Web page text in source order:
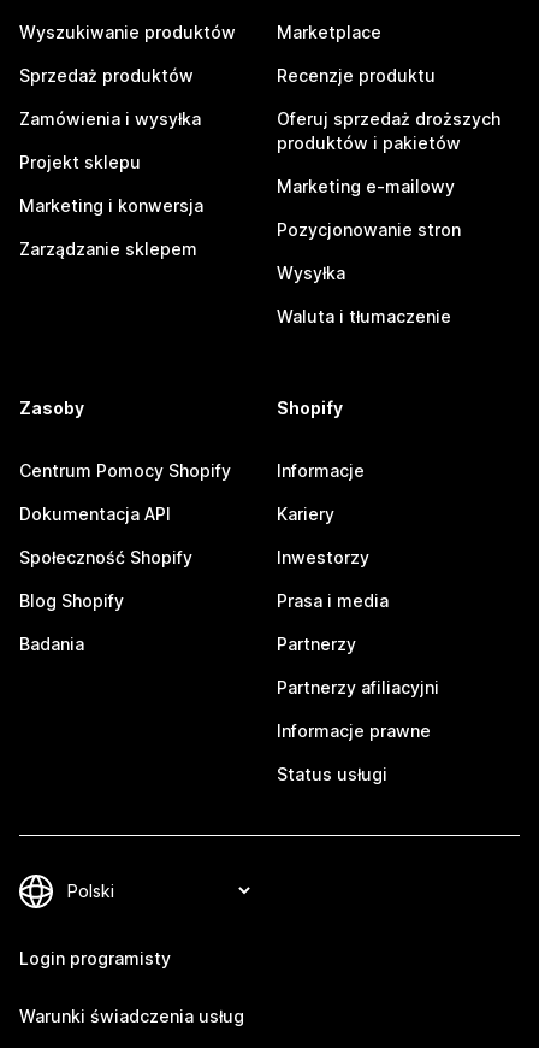
Wyszukiwanie produktów
Sprzedaż produktów
Zamówienia i wysyłka
Projekt sklepu
Marketing i konwersja
Zarządzanie sklepem
Marketplace
Recenzje produktu
Oferuj sprzedaż droższych
produktów i pakietów
Marketing e-mailowy
Pozycjonowanie stron
Wysyłka
Waluta i tłumaczenie
Zasoby
Centrum Pomocy Shopify
Dokumentacja API
Społeczność Shopify
Blog Shopify
Badania
Shopify
Informacje
Kariery
Inwestorzy
Prasa i media
Partnerzy
Partnerzy afiliacyjni
Informacje prawne
Status usługi
Login programisty
Warunki świadczenia usług